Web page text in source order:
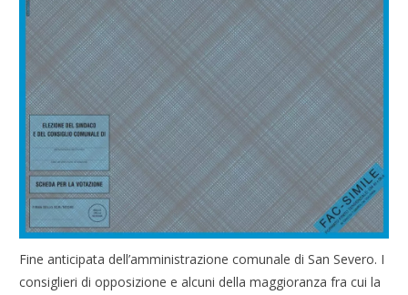
Fine anticipata dell’amministrazione comunale di San Severo. I
consiglieri di opposizione e alcuni della maggioranza fra cui la